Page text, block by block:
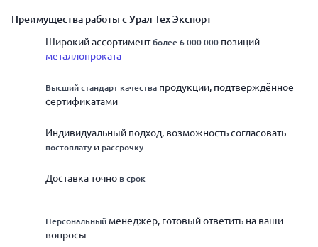
Преимущества работы с Урал Тех Экспорт
Широкий ассортиментболее 6 000 000 позиций
металлопроката
Высший стандарт качества продукции, подтверждённое
сертификатами
Индивидуальный подход, возможность согласовать
постоплату и рассрочку
Доставка точно в срок
Персональный менеджер, готовый ответить на ваши
вопросы